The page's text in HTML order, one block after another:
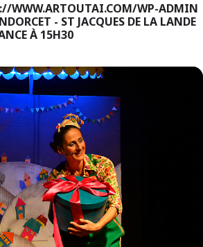
WWW.ARTOUTAI.COM/WP-ADMIN
- ST JACQUES DE LA LANDE
À 15H30